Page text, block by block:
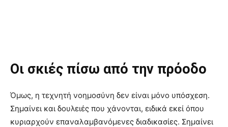
Οι σκιές πίσω από την πρόοδο
Όμως, η τεχνητή νοημοσύνη δεν είναι μόνο υπόσχεση.
Σημαίνει και δουλειές που χάνονται, ειδικά εκεί όπου
κυριαρχούν επαναλαμβανόμενες διαδικασίες. Σημαίνει